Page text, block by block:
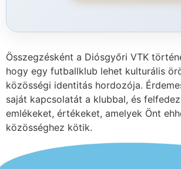
Összegzésként a Diósgyőri VTK
hogy egy futballklub lehet kulturális
közösségi identitás hordozója.
saját kapcsolatát a klubbal, és
emlékeket, értékeket, amelyek Önt
közösséghez kötik.